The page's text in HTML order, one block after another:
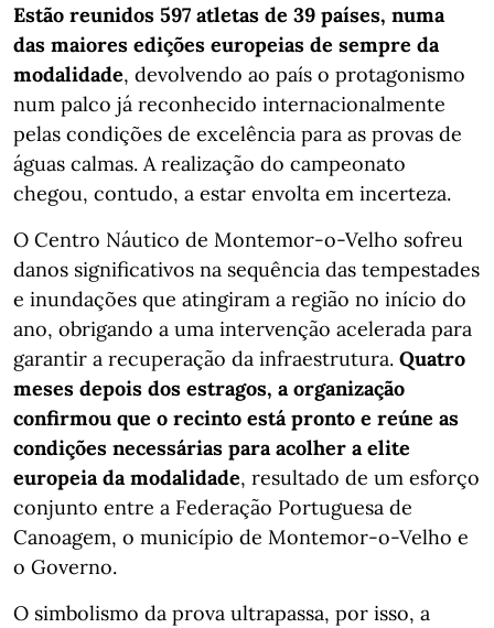
Estão reunidos 597 atletas de 39 países, numa
das maiores edições europeias de sempre da
modalidade, devolvendo ao país o protagonismo
num palco já reconhecido internacionalmente
pelas condições de excelência para as provas de
águas calmas. A realização do campeonato
chegou, contudo, a estar envolta em incerteza.
O Centro Náutico de Montemor-o-Velho sofreu
danos significativos na sequência das tempestades
e inundações que atingiram a região no início do
ano, obrigando a uma intervenção acelerada para
garantir a recuperação da infraestrutura. Quatro
meses depois dos estragos, a organização
confirmou que o recinto está pronto e reúne as
condições necessárias para acolher a elite
europeia da modalidade, resultado de um esforço
conjunto entre a Federação Portuguesa de
Canoagem, o município de Montemor-o-Velho e
o Governo.
O simbolismo da prova ultrapassa, por isso, a